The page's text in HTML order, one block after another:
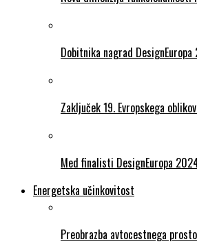
Dobitnika nagrad
Zaključek 19. Evropskega
Med finalisti DesignEuropa
Energetska učinkovitost
Preobrazba avtocestnega